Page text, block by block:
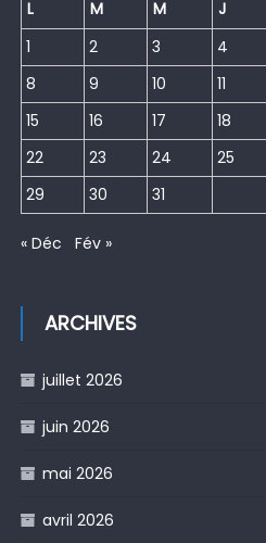
L M M J
1
2 3 4
8
9 10 11
15
16 17 18
22
23 24 25
29
30 31
« Déc Fév »
ARCHIVES
juillet 2026
juin 2026
mai 2026
avril 2026